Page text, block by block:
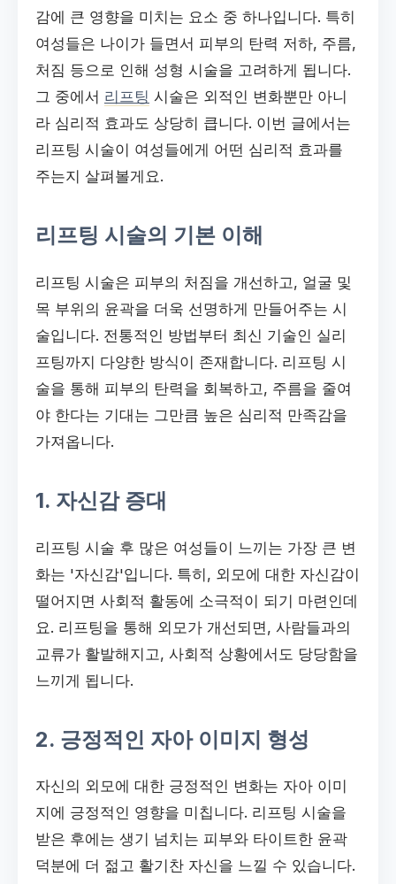
감에 큰 영향을 미치는 요소 중 하나입니다. 특히
여성들은 나이가 들면서 피부의 탄력 저하, 주름,
처짐 등으로 인해 성형 시술을 고려하게 됩니다.
그 중에서 리프팅 시술은 외적인 변화뿐만 아니
라 심리적 효과도 상당히 큽니다. 이번 글에서는
리프팅 시술이 여성들에게 어떤 심리적 효과를
주는지 살펴볼게요.
리프팅 시술의 기본 이해
리프팅 시술은 피부의 처짐을 개선하고, 얼굴 및
목 부위의 윤곽을 더욱 선명하게 만들어주는 시
술입니다. 전통적인 방법부터 최신 기술인 실리
프팅까지 다양한 방식이 존재합니다. 리프팅 시
술을 통해 피부의 탄력을 회복하고, 주름을 줄여
야 한다는 기대는 그만큼 높은 심리적 만족감을
가져옵니다.
1. 자신감 증대
리프팅 시술 후 많은 여성들이 느끼는 가장 큰 변
화는 '자신감'입니다. 특히, 외모에 대한 자신감이
떨어지면 사회적 활동에 소극적이 되기 마련인데
요. 리프팅을 통해 외모가 개선되면, 사람들과의
교류가 활발해지고, 사회적 상황에서도 당당함을
느끼게 됩니다.
2. 긍정적인 자아 이미지 형성
자신의 외모에 대한 긍정적인 변화는 자아 이미
지에 긍정적인 영향을 미칩니다. 리프팅 시술을
받은 후에는 생기 넘치는 피부와 타이트한 윤곽
덕분에 더 젊고 활기찬 자신을 느낄 수 있습니다.